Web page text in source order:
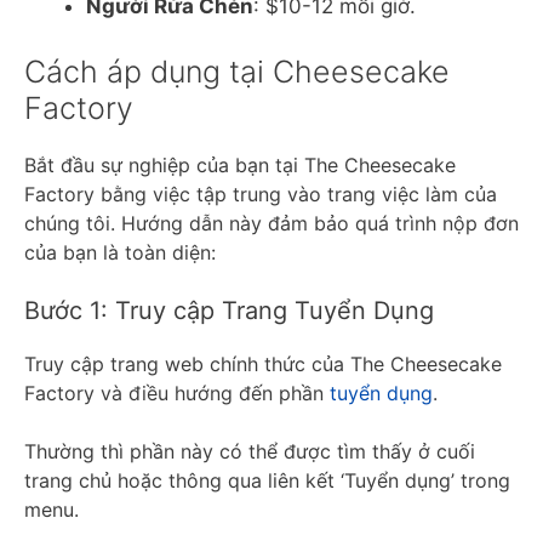
Người Rửa Chén: $10-12 mỗi giờ.
Cách áp dụng tại Cheesecake
Factory
Bắt đầu sự nghiệp của bạn tại The Cheesecake
Factory bằng việc tập trung vào trang việc làm của
chúng tôi. Hướng dẫn này đảm bảo quá trình nộp đơn
của bạn là toàn diện:
Bước 1: Truy cập Trang Tuyển Dụng
Truy cập trang web chính thức của The Cheesecake
Factory và điều hướng đến phần tuyển dụng.
Thường thì phần này có thể được tìm thấy ở cuối
trang chủ hoặc thông qua liên kết ‘Tuyển dụng’ trong
menu.